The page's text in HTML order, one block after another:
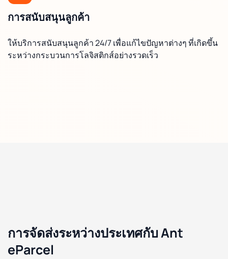
การสนับสนุนลูกค้า
ให้บริการสนับสนุนลูกค้า 24/7 เพื่อแก้ไขปัญหาต่างๆ ที่เกิดขึ้น
ระหว่างกระบวนการโลจิสติกส์อย่างรวดเร็ว
การจัดส่งระหว่างประเทศกับ Ant
eParcel